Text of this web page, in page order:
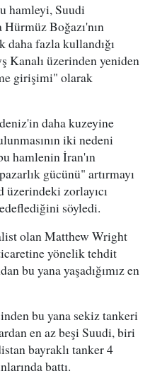
hamleyi, Suudi
Hürmüz Boğazı'nın
daha fazla kullandığı
Kanalı üzerinden yeniden
girişimi" olarak
daha kuzeyine
iki nedeni
hamlenin İran'ın
gücünü" artırmayı
üzerindeki zorlayıcı
söyledi.
olan Matthew Wright
yönelik tehdit
bu yana yaşadığımız en
bu yana sekiz tankeri
en az beşi Suudi, biri
bayraklı tanker 4
battı.